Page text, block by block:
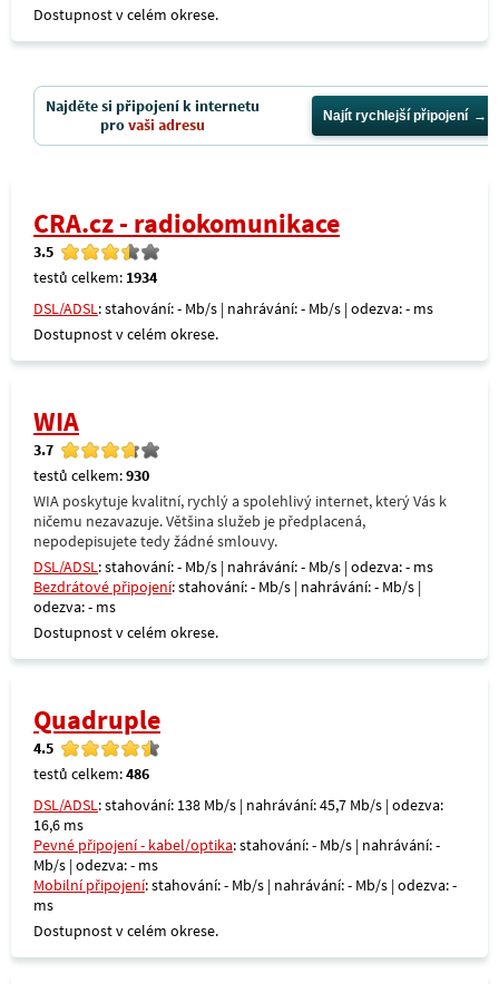
Dostupnost v celém okrese.
Najděte si připojení k internetu
provaši adresu Najít rychlejší připojení
CRA.cz - radiokomunikace
3.5
testů celkem: 1934
DSL/ADSL: stahování: - Mb/s | nahrávání: - Mb/s | odezva: - ms
Dostupnost v celém okrese.
WIA
3.7
testů celkem:930
WIA poskytuje kvalitní, rychlý a spolehlivý internet, který Vás k
ničemu nezavazuje. Většina služeb je předplacená,
nepodepisujete tedy žádné smlouvy.
DSL/ADSL: stahování: - Mb/s | nahrávání: - Mb/s | odezva: - ms
Bezdrátové připojení: stahování: - Mb/s | nahrávání: - Mb/s |
odezva: - ms
Dostupnost v celém okrese.
Quadruple
4.5
testů celkem:486
DSL/ADSL: stahování: 138 Mb/s | nahrávání: 45,7 Mb/s | odezva:
16,6 ms
Pevné připojení - kabel/optika: stahování: - Mb/s | nahrávání: -
Mb/s | odezva: - ms
Mobilní připojení: stahování: - Mb/s | nahrávání: - Mb/s | odezva: -
ms
Dostupnost v celém okrese.